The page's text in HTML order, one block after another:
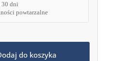
30 dni
powtarzalne
do koszyka